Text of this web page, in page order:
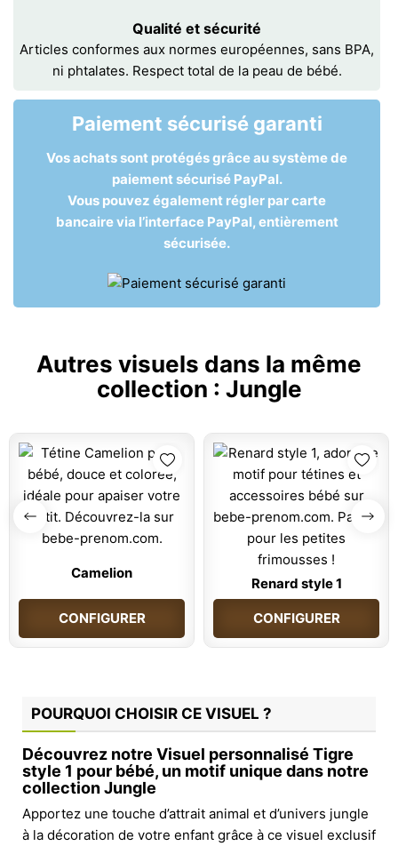
Qualité et sécurité
Articles conformes aux normes européennes, sans BPA,
ni phtalates. Respect total de la peau de bébé.
Paiement sécurisé garanti
Vos achats sont protégés grâce au système de
paiement sécurisé PayPal.
Vous pouvez également régler par carte
bancaire via l’interface PayPal, entièrement
sécurisée.
Autres visuels dans la même
collection : Jungle
Camelion
CONFIGURER
Renard style 1
CONFIGURER
POURQUOI CHOISIR CE VISUEL ?
Découvrez notre Visuel personnalisé Tigre
style 1 pour bébé, un motif unique dans notre
collection Jungle
Apportez une touche d’attrait animal et d’univers jungle
à la décoration de votre enfant grâce à ce visuel exclusif